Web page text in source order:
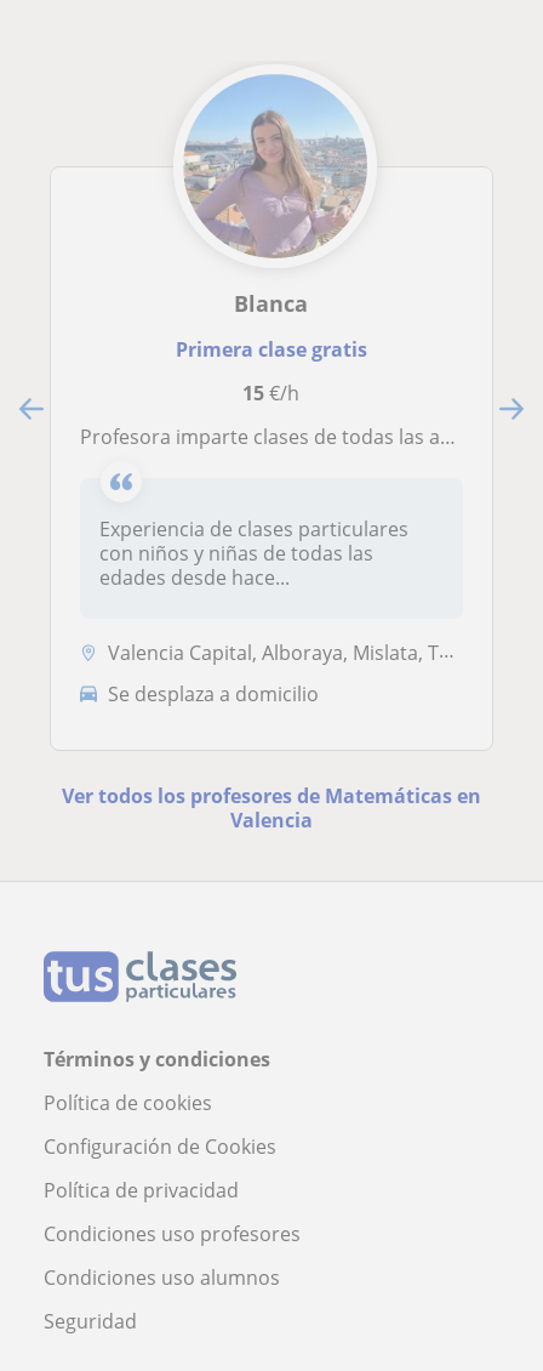
Blanca
Primera clase gratis
15€/h
Profesora imparte clases de todas las asignaturas a niños desde Primaria hasta la ESO
Experiencia de clases particulares
con niños y niñas de todas las
edades desde hace...
Valencia Capital, Alboraya, Mislata, Tavernes Blanques
Se desplaza a domicilio
Ver todos los profesores de Matemáticas en
Valencia
Términos y condiciones
Política de cookies
Configuración de Cookies
Política de privacidad
Condiciones uso profesores
Condiciones uso alumnos
Seguridad